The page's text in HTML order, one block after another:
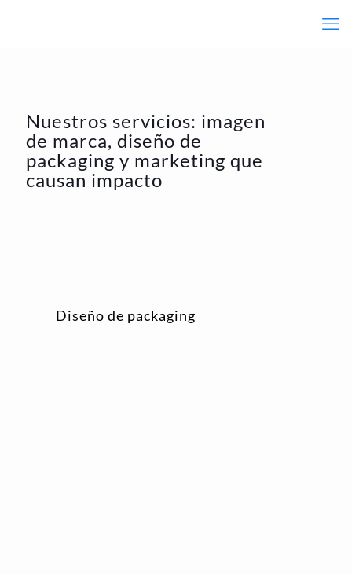
Nuestros servicios: imagen
de marca, diseño de
packaging y marketing que
causan impacto
Diseño de packaging